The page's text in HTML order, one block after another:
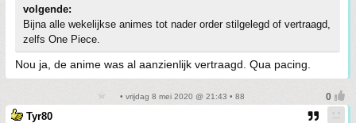
volgende:
Bijna alle wekelijkse animes tot nader order stilgelegd of vertraagd,
zelfs One Piece.
Nou ja, de anime was al aanzienlijk vertraagd. Qua pacing.
• vrijdag 8 mei 2020 @ 21:43 • 88
Tyr80